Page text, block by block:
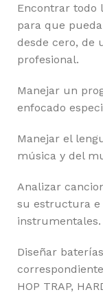
Encontrar todo
para que
desde cero, de
profesional.
Manejar un
enfocado
Manejar el
música y del
Analizar
su estructura
instrumentales.
Diseñar
HOP TRAP,